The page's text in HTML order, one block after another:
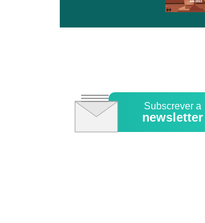
Subscrever a
newsletter